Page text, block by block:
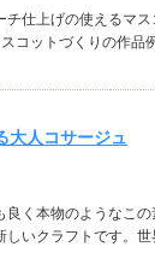
仕上げの使えるマス
コットづくりの作品
大人コサージュ
良く本物のようなこの
しいクラフトです。世